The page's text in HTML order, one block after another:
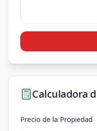
Calculadora
Precio de la Propiedad